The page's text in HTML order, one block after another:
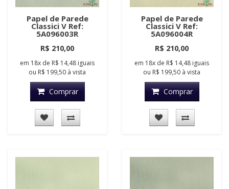
Papel de Parede
Classici V Ref:
5A096003R
R$ 210,00
em 18x de R$ 14,48 iguais
ou R$ 199,50 à vista
Comprar
Papel de Parede
Classici V Ref:
5A096004R
R$ 210,00
em 18x de R$ 14,48 iguais
ou R$ 199,50 à vista
Comprar